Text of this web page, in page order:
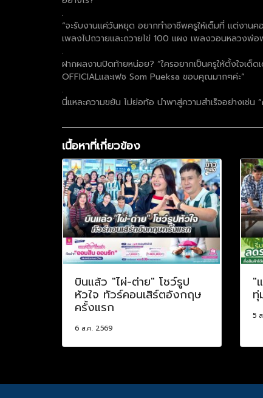
.
“จะรับงานแค่วันหยุด อยากทำอาชีพครูให้เต็มที่ แต่งาน
เพลงไปถวายและถวายไข่ 100 แผง เพลงวอนหลวงพ่อ
.
ฝากผลงานปิดท้ายหน่อย? “ใครอยากเป็นครูให้ตั้งใจ
OFFICIALและเฟซ Som Pueksa ขอบคุณมากๆค่ะ”
.
นี่แหละความขยัน ไม่ย่อท้อ นำพาสู่ความสำเร็จอย่างเช่น
เนื้อหาที่เกี่ยวข้อง
บินแล้ว "ไผ่-ต่าย" โชว์รูป
หัวใจ ทัวร์คอนเสิร์ตอังกฤษ
ครั้งแรก
6 ส.ค. 2569
"
ทุ่
5